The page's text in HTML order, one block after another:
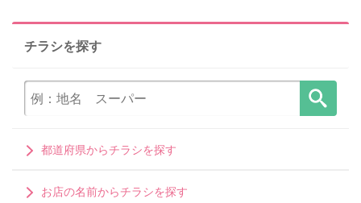
チラシを探す
都道府県からチラシを探す
お店の名前からチラシを探す